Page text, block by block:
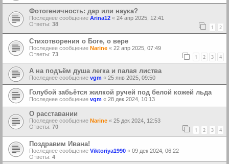
Фотогеничность: дар или наука?
Последнее сообщение Arina12 « 24 апр 2025, 12:41
Ответы: 38 1 2
Стихотворения о Боге, о вере
Последнее сообщение Narine « 22 апр 2025, 07:49
Ответы: 73 1 2 3 4
А на подъём душа легка и палая листва
Последнее сообщение vgm « 25 янв 2025, 09:50
Голубой забьётся жилкой ручей под белой кожей льда
Последнее сообщение vgm « 28 дек 2024, 10:13
О расставании
Последнее сообщение Narine « 25 дек 2024, 12:53
Ответы: 70 1 2 3 4
Поздравим Ивана!
Последнее сообщение Viktoriya1990 « 09 дек 2024, 06:22
Ответы: 4